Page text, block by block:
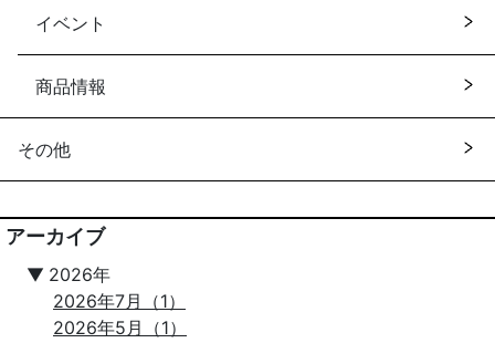
イベント
商品情報
その他
アーカイブ
▼ 2026年
2026年7月（1）
2026年5月（1）